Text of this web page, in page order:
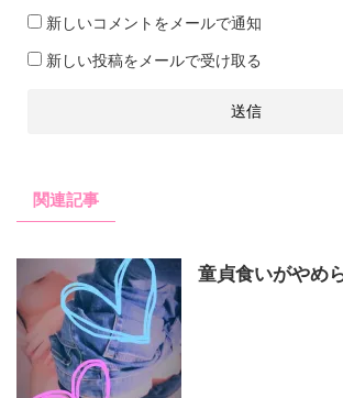
新しいコメントをメールで通知
新しい投稿をメールで受け取る
関連記事
童貞食いがやめ